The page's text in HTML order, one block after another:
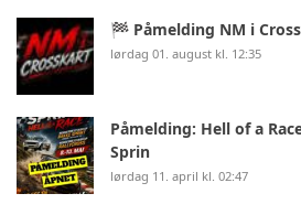
🏁 Påmelding NM i
lørdag 01. august kl. 12:35
Påmelding: Hell of a
Sprin
lørdag 11. april kl. 02:47